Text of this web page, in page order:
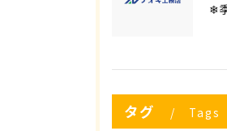
タグ Tags